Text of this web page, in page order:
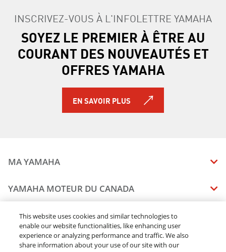
INSCRIVEZ-VOUS À L'INFOLETTRE YAMAHA
SOYEZ LE PREMIER À ÊTRE AU
COURANT DES NOUVEAUTÉS ET
OFFRES YAMAHA
EN SAVOIR PLUS
MA YAMAHA
MANUELS
ÉTAT DES RAPPELS DE VOTRE VÉHICULE
YAMAHA MOTEUR DU CANADA
CARRIERES
RESTONS DEHORS
CONCESSIONNAIRES
TROUVEZ UN CONCESSIONNAIRE
MENTIONS JURIDIQUES
This website uses cookies and similar technologies to
enable our website functionalities, like enhancing user
experience or analyzing performance and traffic. We also
share information about your use of our site with our